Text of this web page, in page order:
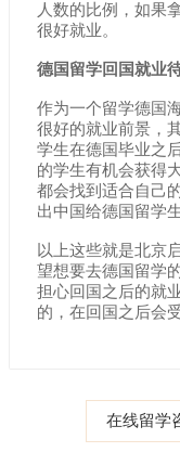
人数的比例，如果
很好就业。
德国留学回国就业
作为一个留学德国
很好的就业前景，
学生在德国毕业之
的学生有机会获得
都会找到适合自己
出中国给德国留学
以上这些就是北京
望想要去德国留学
担心回国之后的就
的，在回国之后会
在线留学